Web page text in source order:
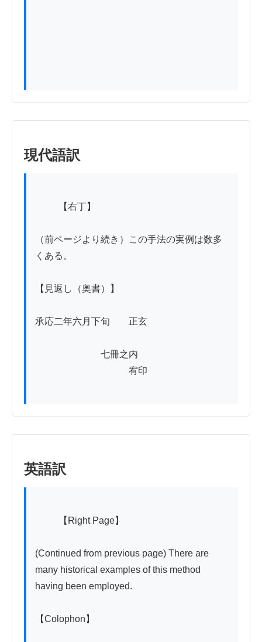
現代語訳
（前ページより続き）この手法の実例は数多
くある。
【見返し（奥書）】
承応二年六月下旬　　正玄
七冊之内
宥印
英語訳
(Continued from previous page) There are
many historical examples of this method
having been employed.
【Colophon】